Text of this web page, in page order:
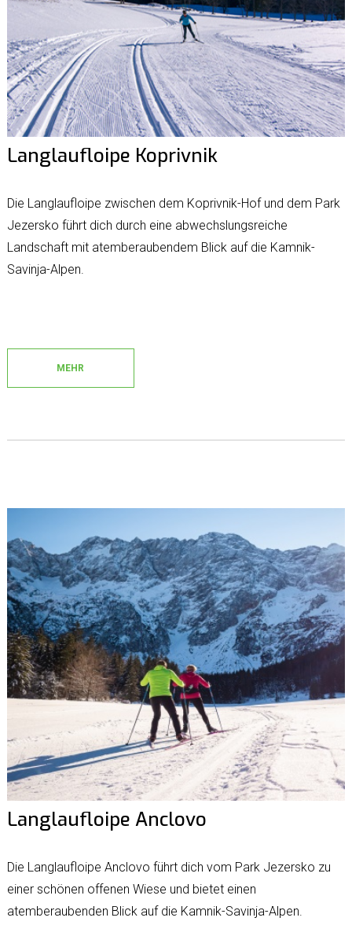
Langlaufloipe Koprivnik
Die Langlaufloipe zwischen dem Koprivnik-Hof und dem Park
Jezersko führt dich durch eine abwechslungsreiche
Landschaft mit atemberaubendem Blick auf die Kamnik-
Savinja-Alpen.
MEHR
Langlaufloipe Anclovo
Die Langlaufloipe Anclovo führt dich vom Park Jezersko zu
einer schönen offenen Wiese und bietet einen
atemberaubenden Blick auf die Kamnik-Savinja-Alpen.